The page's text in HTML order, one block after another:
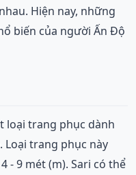
Hiện nay, những
biến của người Ấn Độ
loại trang phục dành
Loại trang phục này
- 9 mét (m). Sari có thể